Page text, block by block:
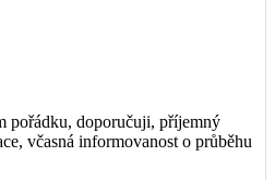
pořádku, doporučuji, příjemný
včasná informovanost o průběhu